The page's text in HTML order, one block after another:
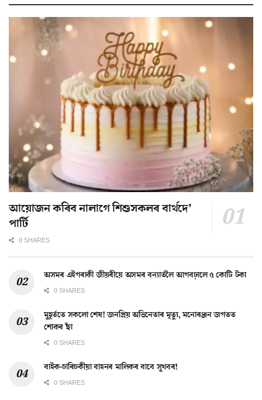
আয়োজন কৰিব নালাগে শিশুসকলৰ বাৰ্থদে’
পাৰ্টি
0 SHARES
অসমৰ এইগৰাকী জীয়ৰীয়ে অসমৰ বন্যাৰ্তলৈ আগবঢ়ালে ৫ কোটি টকা
0 SHARES
মুহূৰ্ততে সকলো শেষ! জনপ্ৰিয় অভিনেতাৰ মৃত্যু, মনোৰঞ্জন জগতত
শোকৰ ছাঁ
0 SHARES
বাইক-চাৰিচকীয়া বাহনৰ মালিকৰ বাবে সুখবৰ!
0 SHARES